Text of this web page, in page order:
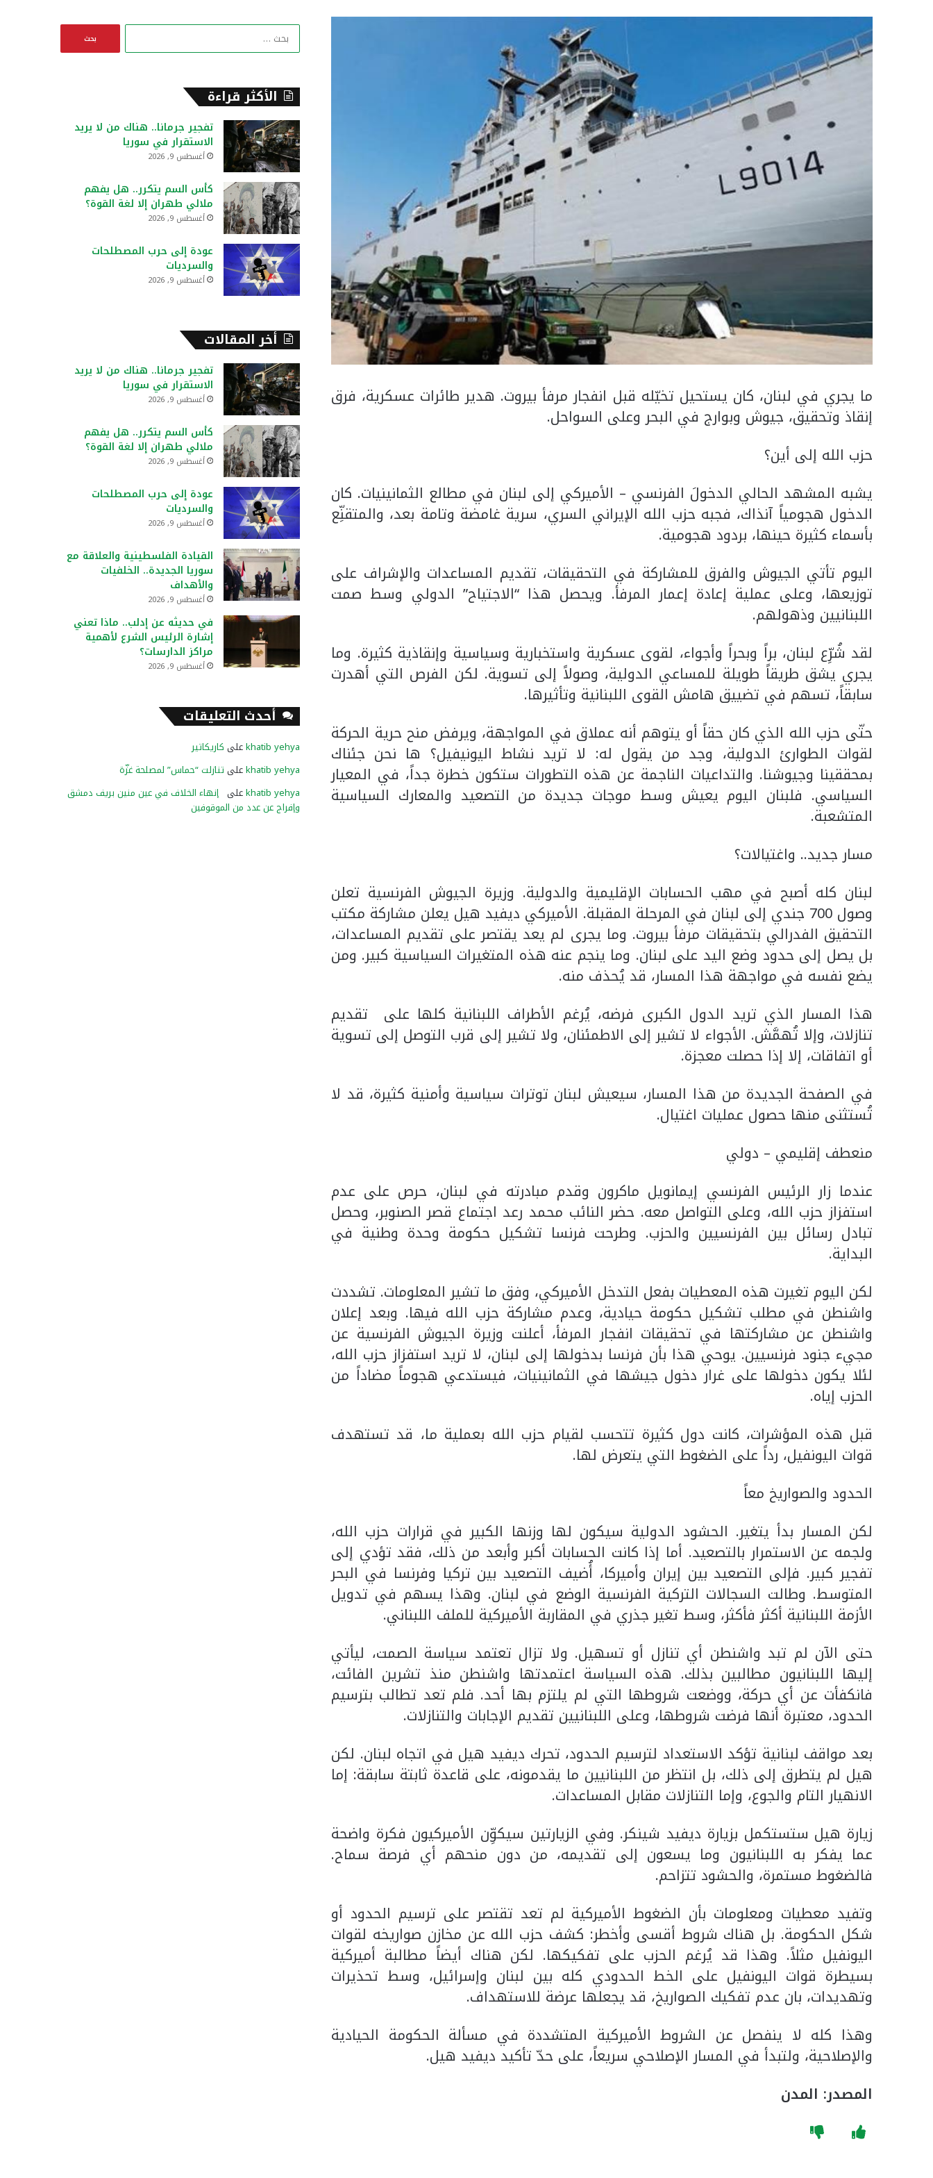
ما يجري في لبنان، كان يستحيل تخيّله قبل انفجار مرفأ بيروت. هدير طائرات عسكرية، فرق
إنقاذ وتحقيق، جيوش وبوارج في البحر وعلى السواحل.
حزب الله إلى أين؟
يشبه المشهد الحالي الدخولَ الفرنسي – الأميركي إلى لبنان في مطالع الثمانينيات. كان
الدخول هجومياً آنذاك، فجبه حزب الله الإيراني السري، سرية غامضة وتامة بعد، والمتقنِّع
بأسماء كثيرة حينها، بردود هجومية.
اليوم تأتي الجيوش والفرق للمشاركة في التحقيقات، تقديم المساعدات والإشراف على
توزيعها، وعلى عملية إعادة إعمار المرفأ. ويحصل هذا “الاجتياح” الدولي وسط صمت
اللبنانيين وذهولهم.
لقد شُرِّع لبنان، براً وبحراً وأجواء، لقوى عسكرية واستخبارية وسياسية وإنقاذية كثيرة. وما
يجري يشق طريقاً طويلة للمساعي الدولية، وصولاً إلى تسوية. لكن الفرص التي أهدرت
سابقاً، تسهم في تضييق هامش القوى اللبنانية وتأثيرها.
حتّى حزب الله الذي كان حقاً أو يتوهم أنه عملاق في المواجهة، ويرفض منح حرية الحركة
لقوات الطوارئ الدولية، وجد من يقول له: لا تريد نشاط اليونيفيل؟ ها نحن جئناك
بمحققينا وجيوشنا. والتداعيات الناجمة عن هذه التطورات ستكون خطرة جداً، في المعيار
السياسي. فلبنان اليوم يعيش وسط موجات جديدة من التصعيد والمعارك السياسية
المتشعبة.
مسار جديد.. واغتيالات؟
لبنان كله أصبح في مهب الحسابات الإقليمية والدولية. وزيرة الجيوش الفرنسية تعلن
وصول 700 جندي إلى لبنان في المرحلة المقبلة. الأميركي ديفيد هيل يعلن مشاركة مكتب
التحقيق الفدرالي بتحقيقات مرفأ بيروت. وما يجرى لم يعد يقتصر على تقديم المساعدات،
بل يصل إلى حدود وضع اليد على لبنان. وما ينجم عنه هذه المتغيرات السياسية كبير. ومن
يضع نفسه في مواجهة هذا المسار، قد يُحذف منه.
هذا المسار الذي تريد الدول الكبرى فرضه، يُرغم الأطراف اللبنانية كلها على تقديم
تنازلات، وإلا تُهمَّش. الأجواء لا تشير إلى الاطمئنان، ولا تشير إلى قرب التوصل إلى تسوية
أو اتفاقات، إلا إذا حصلت معجزة.
في الصفحة الجديدة من هذا المسار، سيعيش لبنان توترات سياسية وأمنية كثيرة، قد لا
تُستثنى منها حصول عمليات اغتيال.
منعطف إقليمي – دولي
عندما زار الرئيس الفرنسي إيمانويل ماكرون وقدم مبادرته في لبنان، حرص على عدم
استفزاز حزب الله، وعلى التواصل معه. حضر النائب محمد رعد اجتماع قصر الصنوبر، وحصل
تبادل رسائل بين الفرنسيين والحزب. وطرحت فرنسا تشكيل حكومة وحدة وطنية في
البداية.
لكن اليوم تغيرت هذه المعطيات بفعل التدخل الأميركي، وفق ما تشير المعلومات. تشددت
واشنطن في مطلب تشكيل حكومة حيادية، وعدم مشاركة حزب الله فيها. وبعد إعلان
واشنطن عن مشاركتها في تحقيقات انفجار المرفأ، أعلنت وزيرة الجيوش الفرنسية عن
مجيء جنود فرنسيين. يوحي هذا بأن فرنسا بدخولها إلى لبنان، لا تريد استفزاز حزب الله،
لئلا يكون دخولها على غرار دخول جيشها في الثمانينيات، فيستدعي هجوماً مضاداً من
الحزب إياه.
قبل هذه المؤشرات، كانت دول كثيرة تتحسب لقيام حزب الله بعملية ما، قد تستهدف
قوات اليونفيل، رداً على الضغوط التي يتعرض لها.
الحدود والصواريخ معاً
لكن المسار بدأ يتغير. الحشود الدولية سيكون لها وزنها الكبير في قرارات حزب الله،
ولجمه عن الاستمرار بالتصعيد. أما إذا كانت الحسابات أكبر وأبعد من ذلك، فقد تؤدي إلى
تفجير كبير. فإلى التصعيد بين إيران وأميركا، أُضيف التصعيد بين تركيا وفرنسا في البحر
المتوسط. وطالت السجالات التركية الفرنسية الوضع في لبنان. وهذا يسهم في تدويل
الأزمة اللبنانية أكثر فأكثر، وسط تغير جذري في المقاربة الأميركية للملف اللبناني.
حتى الآن لم تبد واشنطن أي تنازل أو تسهيل. ولا تزال تعتمد سياسة الصمت، ليأتي
إليها اللبنانيون مطالبين بذلك. هذه السياسة اعتمدتها واشنطن منذ تشرين الفائت،
فانكفأت عن أي حركة، ووضعت شروطها التي لم يلتزم بها أحد. فلم تعد تطالب بترسيم
الحدود، معتبرة أنها فرضت شروطها، وعلى اللبنانيين تقديم الإجابات والتنازلات.
بعد مواقف لبنانية تؤكد الاستعداد لترسيم الحدود، تحرك ديفيد هيل في اتجاه لبنان. لكن
هيل لم يتطرق إلى ذلك، بل انتظر من اللبنانيين ما يقدمونه، على قاعدة ثابتة سابقة: إما
الانهيار التام والجوع، وإما التنازلات مقابل المساعدات.
زيارة هيل ستستكمل بزيارة ديفيد شينكر. وفي الزيارتين سيكوِّن الأميركيون فكرة واضحة
عما يفكر به اللبنانيون وما يسعون إلى تقديمه، من دون منحهم أي فرصة سماح.
فالضغوط مستمرة، والحشود تتزاحم.
وتفيد معطيات ومعلومات بأن الضغوط الأميركية لم تعد تقتصر على ترسيم الحدود أو
شكل الحكومة. بل هناك شروط أقسى وأخطر: كشف حزب الله عن مخازن صواريخه لقوات
اليونفيل مثلاً. وهذا قد يُرغم الحزب على تفكيكها. لكن هناك أيضاً مطالبة أميركية
بسيطرة قوات اليونفيل على الخط الحدودي كله بين لبنان وإسرائيل، وسط تحذيرات
وتهديدات، بان عدم تفكيك الصواريخ، قد يجعلها عرضة للاستهداف.
وهذا كله لا ينفصل عن الشروط الأميركية المتشددة في مسألة الحكومة الحيادية
والإصلاحية، ولتبدأ في المسار الإصلاحي سريعاً، على حدّ تأكيد ديفيد هيل.
المصدر: المدن
ا
:
الأكثر قراءة
تفجير جرمانا.. هناك من لا يريد
الاستقرار في سوريا
أغسطس 9, 2026
كأس السم يتكرر.. هل يفهم
ملالي طهران إلا لغة القوة؟
أغسطس 9, 2026
عودة إلى حرب المصطلحات
والسرديات
أغسطس 9, 2026
أخر المقالات
تفجير جرمانا.. هناك من لا يريد
الاستقرار في سوريا
أغسطس 9, 2026
كأس السم يتكرر.. هل يفهم
ملالي طهران إلا لغة القوة؟
أغسطس 9, 2026
عودة إلى حرب المصطلحات
والسرديات
أغسطس 9, 2026
القيادة الفلسطينية والعلاقة مع
سوريا الجديدة.. الخلفيات
والأهداف
أغسطس 9, 2026
في حديثه عن إدلب.. ماذا تعني
إشارة الرئيس الشرع لأهمية
مراكز الدارسات؟
أغسطس 9, 2026
أحدث التعليقات
khatib yehyaعلى كاريكاتير
khatib yehyaعلى تنازلت “حماس” لمصلحة غزّة
khatib yehyaعلى إنهاء الخلاف في عين منين بريف دمشق
وإفراج عن عدد من الموقوفين